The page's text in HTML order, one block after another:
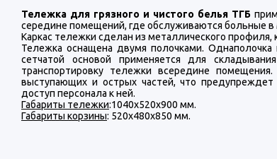
Тележка для грязного и чистого белья ТГБ
середине помещений, где обслуживаются больные
Каркас тележки сделан из металлического
Тележка оснащена двумя полочками. Однаполочка
сетчатой основой применяется для
транспортировку тележки всередине
выступающих и острых частей, что предупреждет
доступ персонала к ней.
Габариты тележки:1040х520х900 мм.
Габариты корзины: 520х480х850 мм.